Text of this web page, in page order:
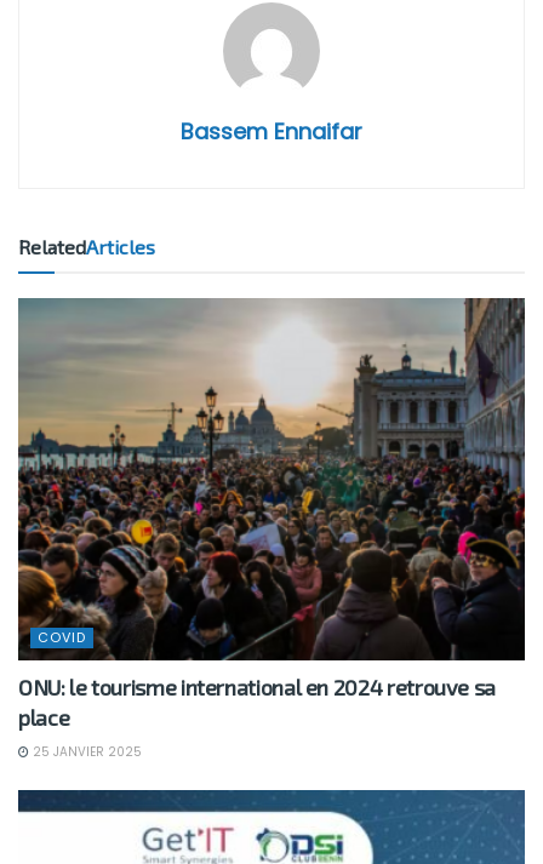
Bassem Ennaifar
RelatedArticles
COVID
ONU: le tourisme international en 2024 retrouve sa
place
25 JANVIER 2025